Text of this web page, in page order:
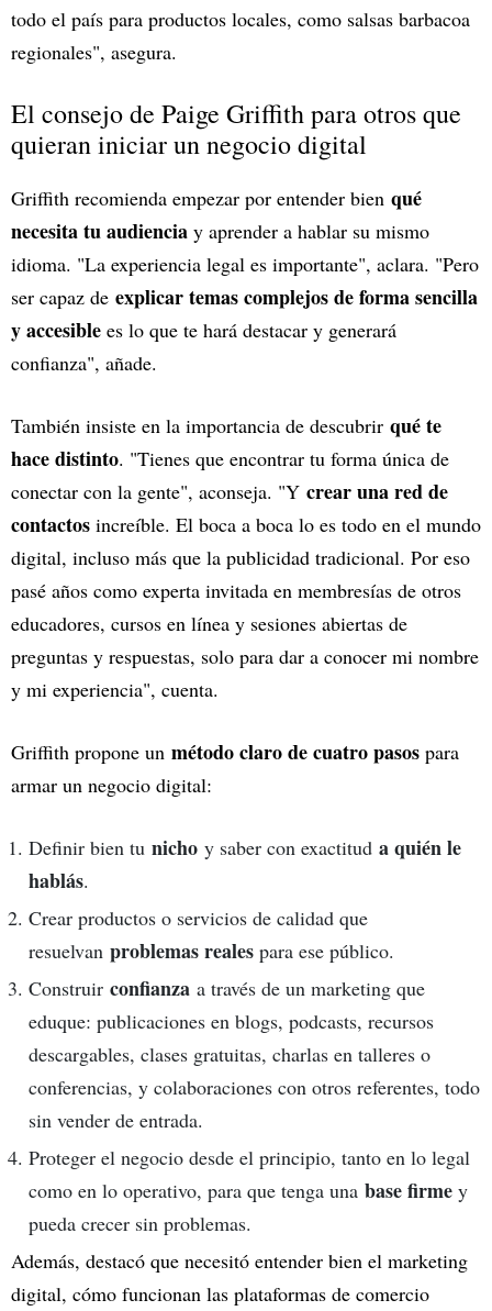
todo el país para productos locales, como salsas barbacoa
regionales", asegura.
El consejo de Paige Griffith para otros que
quieran iniciar un negocio digital
Griffith recomienda empezar por entender bien qué
necesita tu audiencia y aprender a hablar su mismo
idioma. "La experiencia legal es importante", aclara. "Pero
ser capaz de explicar temas complejos de forma sencilla
y accesible es lo que te hará destacar y generará
confianza", añade.
También insiste en la importancia de descubrir qué te
hace distinto. "Tienes que encontrar tu forma única de
conectar con la gente", aconseja. "Y crear una red de
contactos increíble. El boca a boca lo es todo en el mundo
digital, incluso más que la publicidad tradicional. Por eso
pasé años como experta invitada en membresías de otros
educadores, cursos en línea y sesiones abiertas de
preguntas y respuestas, solo para dar a conocer mi nombre
y mi experiencia", cuenta.
Griffith propone un método claro de cuatro pasos para
armar un negocio digital:
Definir bien tu nicho y saber con exactitud a quién le
hablás.
Crear productos o servicios de calidad que
resuelvan problemas reales para ese público.
Construir confianza a través de un marketing que
eduque: publicaciones en blogs, podcasts, recursos
descargables, clases gratuitas, charlas en talleres o
conferencias, y colaboraciones con otros referentes, todo
sin vender de entrada.
Proteger el negocio desde el principio, tanto en lo legal
como en lo operativo, para que tenga una base firme y
pueda crecer sin problemas.
Además, destacó que necesitó entender bien el marketing
digital, cómo funcionan las plataformas de comercio